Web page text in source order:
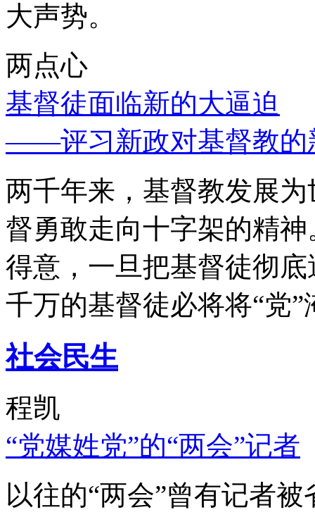
大声势。
两点心
基督徒面临新的大逼迫
——评习新政对基督教的
两千年来，基督教发展
督勇敢走向十字架的精
得意，一旦把基督徒彻
千万的基督徒必将将“党”
社会民生
程凯
“党媒姓党”的“两会”记者
以往的“两会”曾有记者